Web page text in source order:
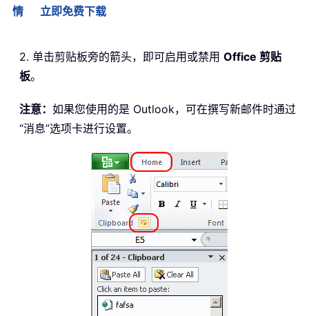
情
立即免费下载
2. 单击剪贴板旁的箭头，即可启用或禁用 Office 剪贴
板。
注意： 如果您使用的是 Outlook，可在撰写新邮件时通过
“消息”选项卡进行设置。